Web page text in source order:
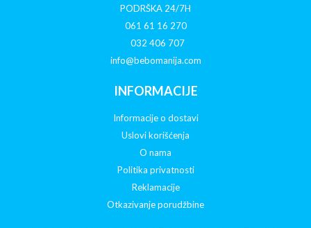
PODRŠKA 24/7H
061 61 16 270
032 406 707
info@bebomanija.com
INFORMACIJE
Informacije o dostavi
Uslovi korišćenja
O nama
Politika privatnosti
Reklamacije
Otkazivanje porudžbine